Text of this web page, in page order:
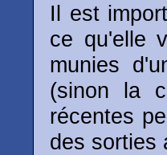
Il est
ce qu'elle
munies
(sinon la
récentes
des sorties